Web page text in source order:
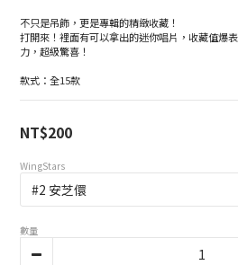
不只是吊飾，更是專輯的精緻收藏！
打開來！裡面有可以拿出的迷你唱片，收藏值爆
力，超級驚喜！
款式：全15款
NT$200
WingStars
數量